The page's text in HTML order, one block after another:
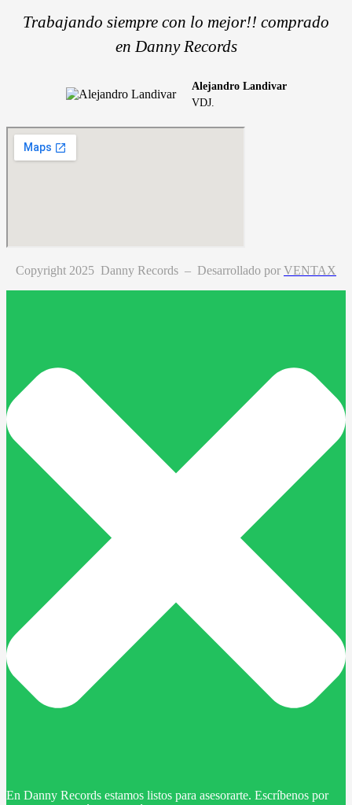
Trabajando siempre con lo mejor!! comprado
en Danny Records
Alejandro Landivar
VDJ.
Copyright 2025 Danny Records – Desarrollado por VENTAX
En Danny Records estamos listos para asesorarte. Escríbenos por